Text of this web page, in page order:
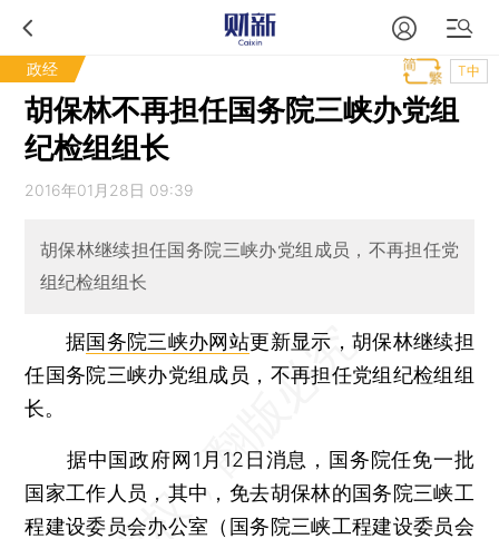
政经 T中
胡保林不再担任国务院三峡办党组
纪检组组长
2016年01月28日 09:39
胡保林继续担任国务院三峡办党组成员，不再担任党
组纪检组组长
据国务院三峡办网站更新显示，胡保林继续担
任国务院三峡办党组成员，不再担任党组纪检组组
长。
据中国政府网1月12日消息，国务院任免一批
国家工作人员，其中，免去胡保林的国务院三峡工
程建设委员会办公室（国务院三峡工程建设委员会